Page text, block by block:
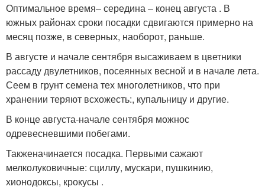
Оптимальное время– середина – конец августа . В
южных районах сроки посадки сдвигаются примерно на
месяц позже, в северных, наоборот, раньше.
В августе и начале сентября высаживаем в цветники
рассаду двулетников, посеянных весной и в начале лета.
Сеем в грунт семена тех многолетников, что при
хранении теряют всхожесть:, купальницу и другие.
В конце августа-начале сентября можнос
одревесневшими побегами.
Такженачинается посадка. Первыми сажают
мелколуковичные: сциллу, мускари, пушкинию,
хионодоксы, крокусы .